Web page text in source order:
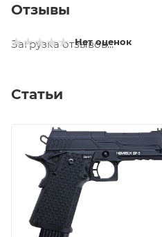
Отзывы
Нет оценок
Загрузка отзывов...
Статьи